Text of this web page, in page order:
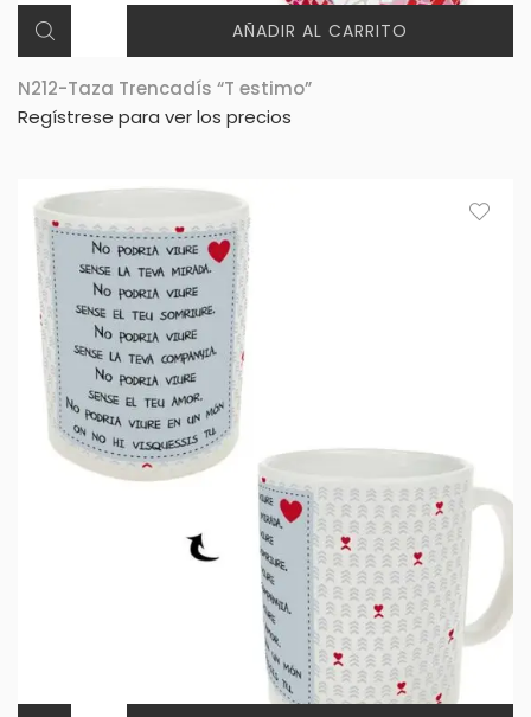
AÑADIR AL CARRITO
N212-Taza Trencadís “T estimo”
Regístrese para ver los precios